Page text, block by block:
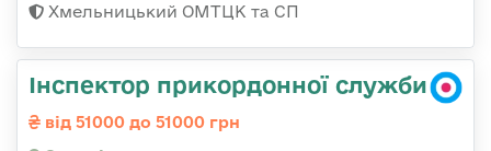
Хмельницький ОМТЦК та СП
Інспектор прикордонної служби
від 51000 до 51000 грн